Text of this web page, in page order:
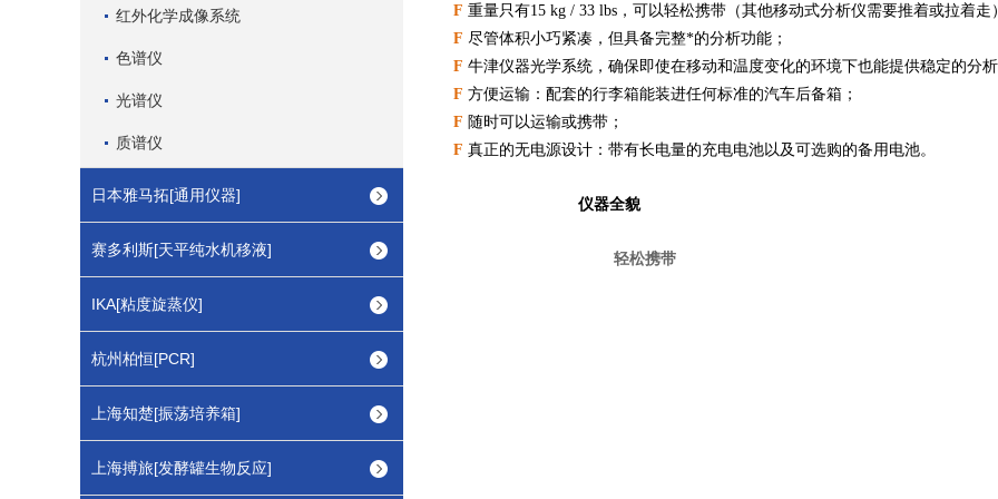
红外化学成像系统
色谱仪
光谱仪
质谱仪
日本雅马拓[通用仪器]
赛多利斯[天平纯水机移液]
IKA[粘度旋蒸仪]
杭州柏恒[PCR]
上海知楚[振荡培养箱]
上海搏旅[发酵罐生物反应]
F 重量只有15 kg / 33 lbs，可以轻松携带（其他移动式分析仪需要推着或拉着走
F 尽管体积小巧紧凑，但具备完整*的分析功能 ；
F 牛津仪器光学系统，确保即使在移动和温度变化的环境下也能提供稳定的分析
F 方便运输： 配套的行李箱能装进任何标准的汽车后备箱；
F 随时可以运输或携带；
F 真正的无电源设计：带有长电量的充电电池以及可选购的备用电池。
仪器全貌
轻松携带